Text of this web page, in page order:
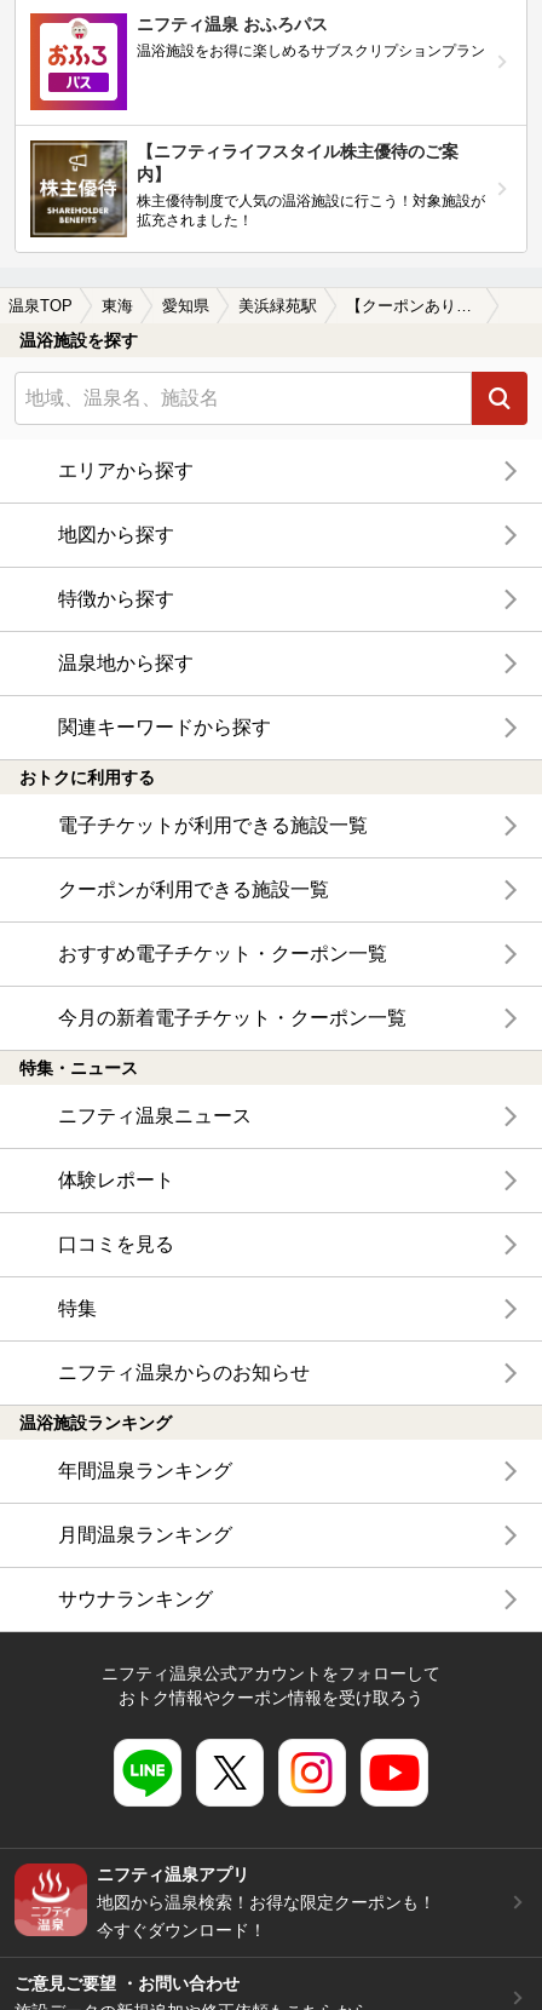
ニフティ温泉 おふろパス
温浴施設をお得に楽しめるサブスクリプションプラン
【ニフティライフスタイル株主優待のご案
内】
株主優待制度で人気の温浴施設に行こう！対象施設が
拡充されました！
温泉TOP 東海 愛知県 美浜緑苑駅 【クーポンあり】冷え性に効能がある美浜緑苑駅近くの温泉、日帰り温泉、スーパー銭湯おすすめ
温浴施設を探す
エリアから探す
地図から探す
特徴から探す
温泉地から探す
関連キーワードから探す
おトクに利用する
電子チケットが利用できる施設一覧
クーポンが利用できる施設一覧
おすすめ電子チケット・クーポン一覧
今月の新着電子チケット・クーポン一覧
特集・ニュース
ニフティ温泉ニュース
体験レポート
口コミを見る
特集
ニフティ温泉からのお知らせ
温浴施設ランキング
年間温泉ランキング
月間温泉ランキング
サウナランキング
ニフティ温泉公式アカウントをフォローして
おトク情報やクーポン情報を受け取ろう
ニフティ温泉アプリ
地図から温泉検索！お得な限定クーポンも！
今すぐダウンロード！
ご意見ご要望 ・お問い合わせ